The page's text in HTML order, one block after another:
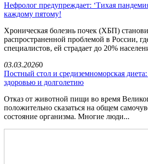
Нефролог предупреждает: ‘Тихая
каждому пятому!
Хроническая болезнь почек (ХБП)
распространенной проблемой в России,
специалистов, ей страдает до 20%
03.03.20260
Постный стол и средиземноморская
здоровью и долголетию
Отказ от животной пищи во время
положительно сказаться на общем
состояние организма. Многие люди...